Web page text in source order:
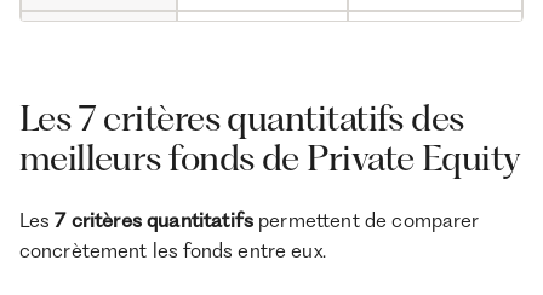
La stratégie
d’investissement
du fonds
claire (secteur,
géographie, taille
cible)Stratégie de
stratégie de sortie
identifiée dès
l’entrée
meilleurs deals et de
créer de la valeur
opérationnelle, ce
qui détermine la
Les 7 critères quantitatifs des
meilleurs fonds de Private Equity
Les7 critères quantitatifs permettent de comparer
concrètement les fonds entre eux.